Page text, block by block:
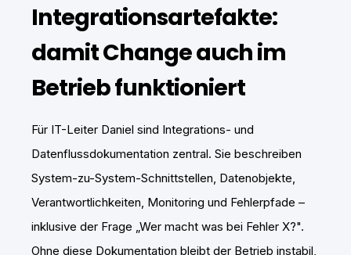
Integrationsartefakte:
damit Change auch im
Betrieb funktioniert
Für IT-Leiter Daniel sind Integrations- und
Datenflussdokumentation zentral. Sie beschreiben
System-zu-System-Schnittstellen, Datenobjekte,
Verantwortlichkeiten, Monitoring und Fehlerpfade –
inklusive der Frage „Wer macht was bei Fehler X?".
Ohne diese Dokumentation bleibt der Betrieb instabil,